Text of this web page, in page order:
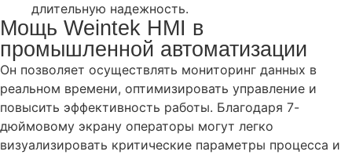
длительную надежность.
Мощь Weintek HMI в
промышленной автоматизации
Он позволяет осуществлять мониторинг данных в
реальном времени, оптимизировать управление и
повысить эффективность работы. Благодаря 7-
дюймовому экрану операторы могут легко
визуализировать критические параметры процесса и